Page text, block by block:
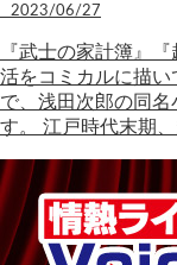
2023/06/27
『武士の家計簿』
活をコミカルに描
で、浅田次郎の同
す。 江戸時代末期